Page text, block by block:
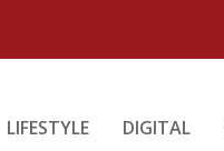
LIFESTYLE DIGITAL